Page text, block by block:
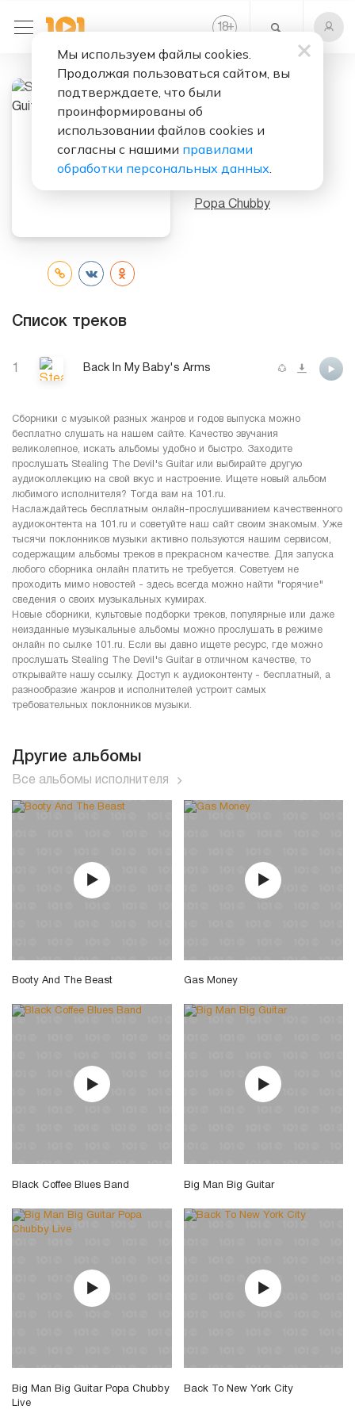
18+
Слушать бесплатно
Stealing The
Devil's Guitar
Popa Chubby
Список треков
1 Back In My Baby's Arms
Сборники с музыкой разных жанров и годов выпуска можно
бесплатно слушать на нашем сайте. Качество звучания
великолепное, искать альбомы удобно и быстро. Заходите
прослушать Stealing The Devil's Guitar или выбирайте другую
аудиоколлекцию на свой вкус и настроение. Ищете новый альбом
любимого исполнителя? Тогда вам на 101.ru.
Наслаждайтесь бесплатным онлайн-прослушиванием качественного
аудиоконтента на 101.ru и советуйте наш сайт своим знакомым. Уже
тысячи поклонников музыки активно пользуются нашим сервисом,
содержащим альбомы треков в прекрасном качестве. Для запуска
любого сборника онлайн платить не требуется. Советуем не
проходить мимо новостей - здесь всегда можно найти "горячие"
сведения о своих музыкальных кумирах.
Новые сборники, культовые подборки треков, популярные или даже
неизданные музыкальные альбомы можно прослушать в режиме
онлайн по сылке 101.ru. Если вы давно ищете ресурс, где можно
прослушать Stealing The Devil's Guitar в отличном качестве, то
открывайте нашу ссылку. Доступ к аудиоконтенту - бесплатный, а
разнообразие жанров и исполнителей устроит самых
требовательных поклонников музыки.
Другие альбомы
Все альбомы исполнителя
Booty And The Beast Gas Money
Black Coffee Blues Band Big Man Big Guitar
Big Man Big Guitar Popa Chubby
Live
Back To New York City
Мы используем файлы cookies.
Продолжая пользоваться сайтом, вы
подтверждаете, что были
проинформированы об
использовании файлов cookies и
согласны с нашими правилами
обработки персональных данных.